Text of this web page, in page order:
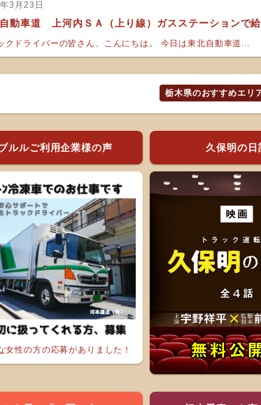
3月23日
動車道 上河内ＳＡ（上り線）ガスステーションで
クドライバーの皆さん、こんにちは。 今日は東北自動車道...
栃木県のおすすめエリ
ルルご利用企業様の声
女性の方の応募がありました！
久保明の日